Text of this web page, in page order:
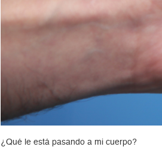
¿Qué le está pasando a mi cuerpo?